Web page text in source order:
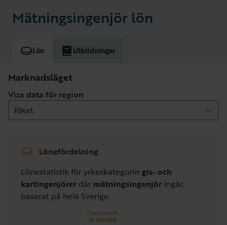
Mätningsingenjör lön
Lön Utbildningar
Marknadsläget
Visa data för region
Riket
Lönefördelning
Lönestatistik för yrkeskategorin gis- och
kartingenjörer där mätningsingenjör ingår,
baserat på hela Sverige.
Genomsnitt
41 400 SEK